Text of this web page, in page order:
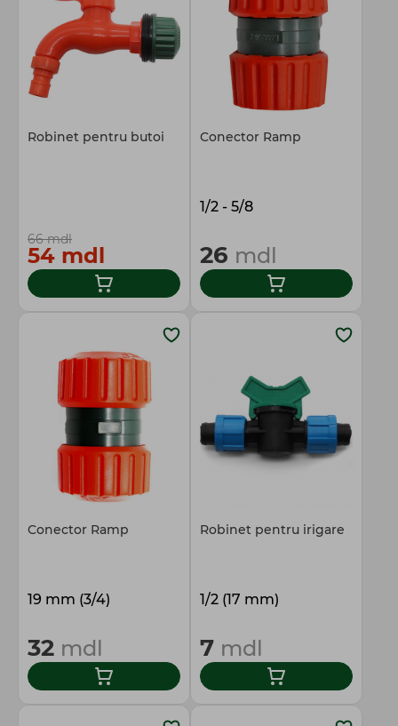
Totul pentru gospodărie
Robinet pentru butoi
66 mdl
54 mdl
Conector Ramp
1/2 - 5/8
26 mdl
Conector Ramp
19 mm (3/4)
32 mdl
Robinet pentru irigare
1/2 (17 mm)
7 mdl